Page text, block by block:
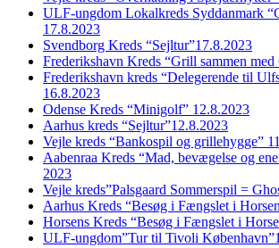
ULF-ungdom Lokalkreds Syddanmark
17.8.2023
Svendborg Kreds “Sejltur”17.8.2023
Frederikshavn Kreds “Grill sammen
Frederikshavn kreds “Delegerende til
16.8.2023
Odense Kreds “Minigolf” 12.8.2023
Aarhus kreds “Sejltur”12.8.2023
Vejle kreds “Bankospil og grillehygge”
Aabenraa Kreds “Mad, bevægelse og
2023
Vejle kreds”Palsgaard Sommerspil =
Aarhus Kreds “Besøg i Fængslet i
Horsens Kreds “Besøg i Fængslet i
ULF-ungdom”Tur til Tivoli